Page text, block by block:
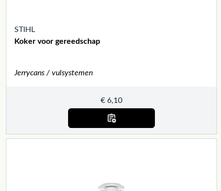
STIHL
Koker voor gereedschap
Jerrycans / vulsystemen
€ 6,10